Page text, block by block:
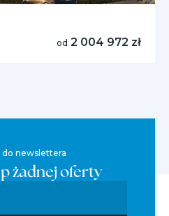
od 2 004 972 zł
do newslettera
żadnej oferty